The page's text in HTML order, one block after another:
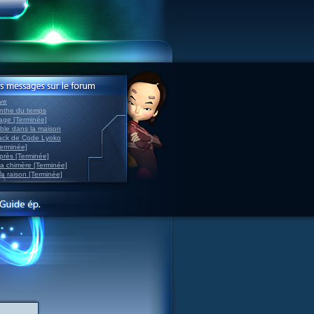
du temps
[Terminée]
dans la maison
de Code Lyoko
[Terminée]
chimère [Terminée]
raison [Terminée]